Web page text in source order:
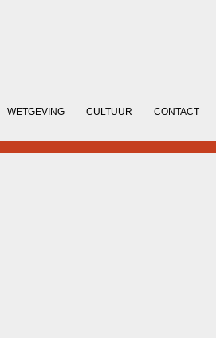
WETGEVING CULTUUR CONTACT